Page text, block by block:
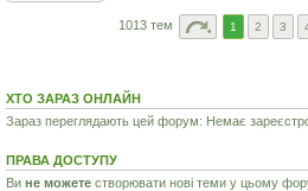
1013 тем 1 2 3
ХТО ЗАРАЗ ОНЛАЙН
Зараз переглядають цей форум: Немає
ПРАВА ДОСТУПУ
Ви не можете створювати нові теми у цьому